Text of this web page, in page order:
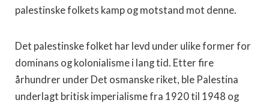
palestinske folkets kamp og motstand mot denne.
Det palestinske folket har levd under ulike former for
dominans og kolonialisme i lang tid. Etter fire
århundrer under Det osmanske riket, ble Palestina
underlagt britisk imperialisme fra 1920 til 1948 og